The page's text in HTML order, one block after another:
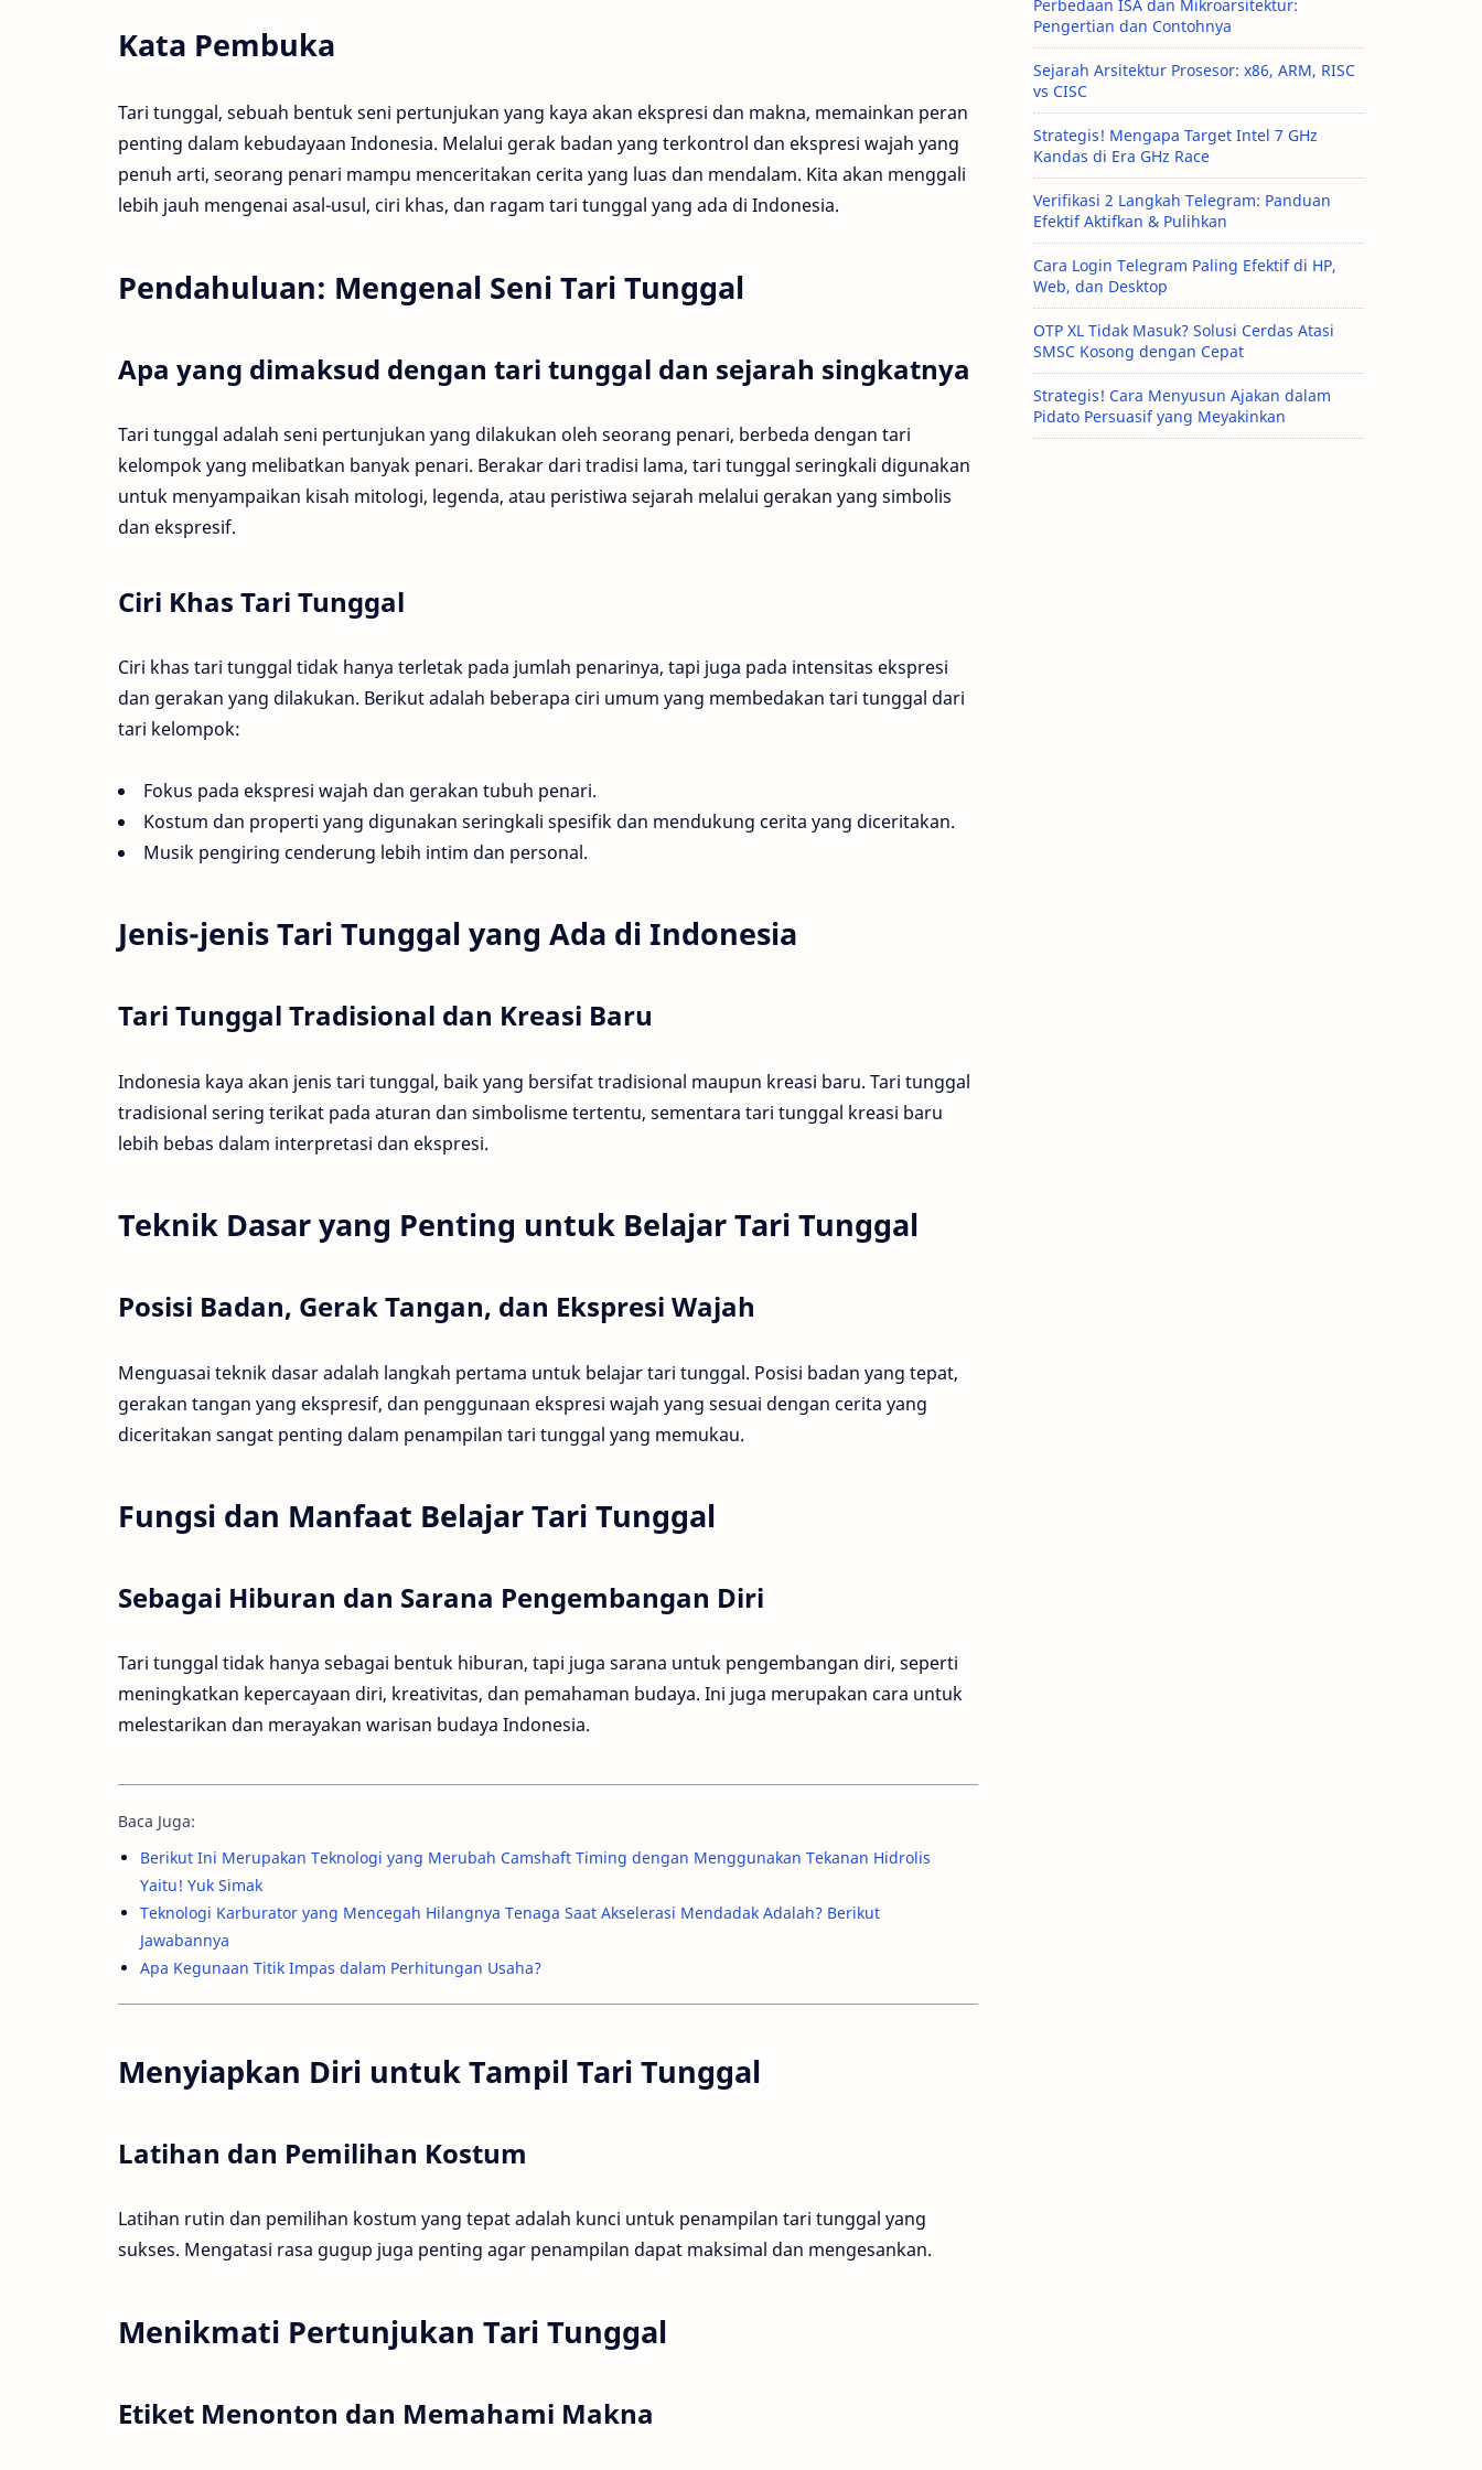
Kata Pembuka
Tari tunggal, sebuah bentuk seni pertunjukan yang kaya akan ekspresi dan makna, memainkan peran
penting dalam kebudayaan Indonesia. Melalui gerak badan yang terkontrol dan ekspresi wajah yang
penuh arti, seorang penari mampu menceritakan cerita yang luas dan mendalam. Kita akan menggali
lebih jauh mengenai asal-usul, ciri khas, dan ragam tari tunggal yang ada di Indonesia.
Pendahuluan: Mengenal Seni Tari Tunggal
Apa yang dimaksud dengan tari tunggal dan sejarah singkatnya
Tari tunggal adalah seni pertunjukan yang dilakukan oleh seorang penari, berbeda dengan tari
kelompok yang melibatkan banyak penari. Berakar dari tradisi lama, tari tunggal seringkali digunakan
untuk menyampaikan kisah mitologi, legenda, atau peristiwa sejarah melalui gerakan yang simbolis
dan ekspresif.
Ciri Khas Tari Tunggal
Ciri khas tari tunggal tidak hanya terletak pada jumlah penarinya, tapi juga pada intensitas ekspresi
dan gerakan yang dilakukan. Berikut adalah beberapa ciri umum yang membedakan tari tunggal dari
tari kelompok:
Fokus pada ekspresi wajah dan gerakan tubuh penari.
Kostum dan properti yang digunakan seringkali spesifik dan mendukung cerita yang diceritakan.
Musik pengiring cenderung lebih intim dan personal.
Jenis-jenis Tari Tunggal yang Ada di Indonesia
Tari Tunggal Tradisional dan Kreasi Baru
Indonesia kaya akan jenis tari tunggal, baik yang bersifat tradisional maupun kreasi baru. Tari tunggal
tradisional sering terikat pada aturan dan simbolisme tertentu, sementara tari tunggal kreasi baru
lebih bebas dalam interpretasi dan ekspresi.
Teknik Dasar yang Penting untuk Belajar Tari Tunggal
Posisi Badan, Gerak Tangan, dan Ekspresi Wajah
Menguasai teknik dasar adalah langkah pertama untuk belajar tari tunggal. Posisi badan yang tepat,
gerakan tangan yang ekspresif, dan penggunaan ekspresi wajah yang sesuai dengan cerita yang
diceritakan sangat penting dalam penampilan tari tunggal yang memukau.
Fungsi dan Manfaat Belajar Tari Tunggal
Sebagai Hiburan dan Sarana Pengembangan Diri
Tari tunggal tidak hanya sebagai bentuk hiburan, tapi juga sarana untuk pengembangan diri, seperti
meningkatkan kepercayaan diri, kreativitas, dan pemahaman budaya. Ini juga merupakan cara untuk
melestarikan dan merayakan warisan budaya Indonesia.
Baca Juga:
Berikut Ini Merupakan Teknologi yang Merubah Camshaft Timing dengan Menggunakan Tekanan Hidrolis
Yaitu! Yuk Simak
Teknologi Karburator yang Mencegah Hilangnya Tenaga Saat Akselerasi Mendadak Adalah? Berikut
Jawabannya
Apa Kegunaan Titik Impas dalam Perhitungan Usaha?
Menyiapkan Diri untuk Tampil Tari Tunggal
Latihan dan Pemilihan Kostum
Latihan rutin dan pemilihan kostum yang tepat adalah kunci untuk penampilan tari tunggal yang
sukses. Mengatasi rasa gugup juga penting agar penampilan dapat maksimal dan mengesankan.
Menikmati Pertunjukan Tari Tunggal
Etiket Menonton dan Memahami Makna
Perbedaan ISA dan Mikroarsitektur:
Pengertian dan Contohnya
Sejarah Arsitektur Prosesor: x86, ARM, RISC
vs CISC
Strategis! Mengapa Target Intel 7 GHz
Kandas di Era GHz Race
Verifikasi 2 Langkah Telegram: Panduan
Efektif Aktifkan & Pulihkan
Cara Login Telegram Paling Efektif di HP,
Web, dan Desktop
OTP XL Tidak Masuk? Solusi Cerdas Atasi
SMSC Kosong dengan Cepat
Strategis! Cara Menyusun Ajakan dalam
Pidato Persuasif yang Meyakinkan